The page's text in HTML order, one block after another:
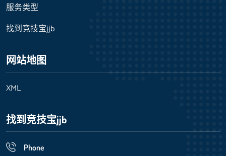
服务类型
找到竞技宝jjb
网站地图
XML
找到竞技宝jjb
Phone